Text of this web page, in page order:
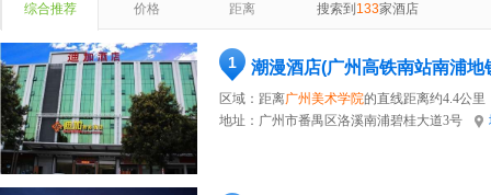
综合推荐 价格 距离 搜索到 133家酒店
1 潮漫酒店(广州高铁南站南浦地
区域：距离广州美术学院的直线距离约4.4公里
地址： 广州市番禺区洛溪南浦碧桂大道3号